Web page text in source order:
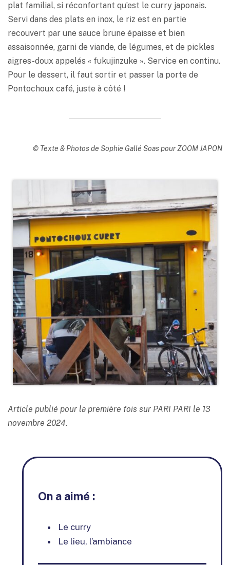
plat familial, si réconfortant qu’est le curry japonais.
Servi dans des plats en inox, le riz est en partie
recouvert par une sauce brune épaisse et bien
assaisonnée, garni de viande, de légumes, et de pickles
aigres-doux appelés « fukujinzuke ». Service en continu.
Pour le dessert, il faut sortir et passer la porte de
Pontochoux café, juste à côté !
© Texte & Photos de Sophie Gallé Soas pour ZOOM JAPON
Article publié pour la première fois sur PARI PARI le 13
novembre 2024.
On a aimé :
Le curry
Le lieu, l’ambiance